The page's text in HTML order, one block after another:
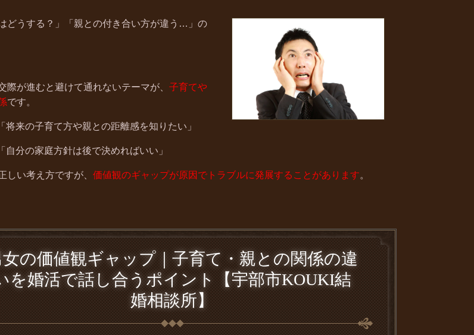
はどうする？」「親との付き合い方が違う…」の
際が進むと避けて通れないテーマが、 子育てや
です。
将来の子育て方や親との距離感を知りたい」
自分の家庭方針は後で決めればいい」
しい考え方ですが、 価値観のギャップが原因でトラブルに発展することがあります。
女の価値観ギャップ｜子育て・親との関係の違
を婚活で話し合うポイント【宇部市KOUKI結
婚相談所】